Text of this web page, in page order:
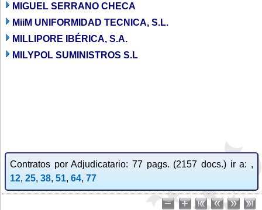
MIGUEL SERRANO CHECA
MiiM UNIFORMIDAD TECNICA, S.L.
MILLIPORE IBÉRICA, S.A.
MILYPOL SUMINISTROS S.L
Contratos por Adjudicatario: 77 pags. (2157 docs.) ir a: ,
12, 25, 38, 51, 64, 77